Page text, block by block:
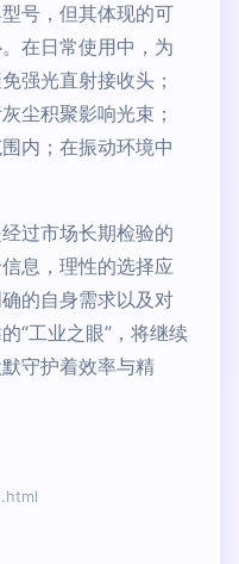
号，但其体现的可
在日常使用中，为
强光直射接收头；
尘积聚影响光束；
内；在振动环境中
过市场长期检验的
息，理性的选择应
的自身需求以及对
“工业之眼”，将继续
守护着效率与精